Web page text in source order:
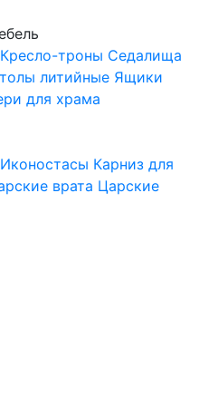
Кресло-троны Седалища
литийные Ящики
для храма
Иконостасы Карниз для
врата Царские